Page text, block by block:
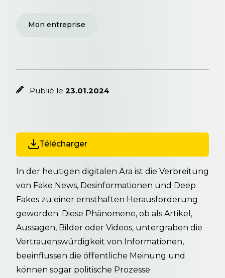
Mon entreprise
Publié le 23.01.2024
Télécharger
In der heutigen digitalen Ära ist die Verbreitung
von Fake News, Desinformationen und Deep
Fakes zu einer ernsthaften Herausforderung
geworden. Diese Phänomene, ob als Artikel,
Aussagen, Bilder oder Videos, untergraben die
Vertrauenswürdigkeit von Informationen,
beeinflussen die öffentliche Meinung und
können sogar politische Prozesse